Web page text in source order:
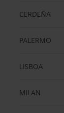
CERDEÑA
PALERMO
LISBOA
MILAN